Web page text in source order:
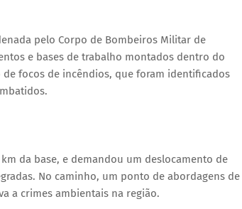
pelo Corpo de Bombeiros Militar de
e bases de trabalho montados dentro do
focos de incêndios, que foram identificados
da base, e demandou um deslocamento de
No caminho, um ponto de abordagens de
a crimes ambientais na região.